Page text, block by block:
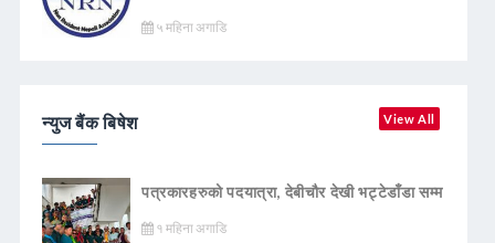
५ महिना अगाडि
न्युज बैंक बिषेश View All
पत्रकारहरुको पदयात्रा, देबीचौर देखी भट्टेडाँडा सम्म
१ महिना अगाडि